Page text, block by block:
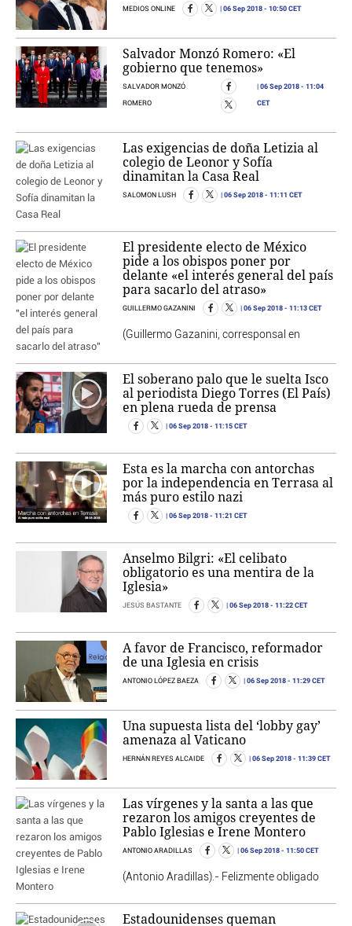
MEDIOS ONLINE 06 Sep 2018 - 10:50 CET
Salvador Monzó Romero: «El
gobierno que tenemos»
SALVADOR MONZÓ
ROMERO
06 Sep 2018 - 11:04
CET
Las exigencias de doña Letizia al
colegio de Leonor y Sofía
dinamitan la Casa Real
SALOMON LUSH 06 Sep 2018 - 11:11 CET
El presidente electo de México
pide a los obispos poner por
delante «el interés general del país
para sacarlo del atraso»
GUILLERMO GAZANINI 06 Sep 2018 - 11:13 CET
(Guillermo Gazanini, corresponsal en
El soberano palo que le suelta Isco
al periodista Diego Torres (El País)
en plena rueda de prensa
06 Sep 2018 - 11:15 CET
Esta es la marcha con antorchas
por la independencia en Terrasa al
más puro estilo nazi
06 Sep 2018 - 11:21 CET
Anselmo Bilgri: «El celibato
obligatorio es una mentira de la
Iglesia»
JESÚS BASTANTE 06 Sep 2018 - 11:22 CET
A favor de Francisco, reformador
de una Iglesia en crisis
ANTONIO LÓPEZ BAEZA 06 Sep 2018 - 11:29 CET
Una supuesta lista del ‘lobby gay’
amenaza al Vaticano
HERNÁN REYES ALCAIDE 06 Sep 2018 - 11:39 CET
Las vírgenes y la santa a las que
rezaron los amigos creyentes de
Pablo Iglesias e Irene Montero
ANTONIO ARADILLAS 06 Sep 2018 - 11:50 CET
(Antonio Aradillas).- Felizmente obligado
Estadounidenses queman